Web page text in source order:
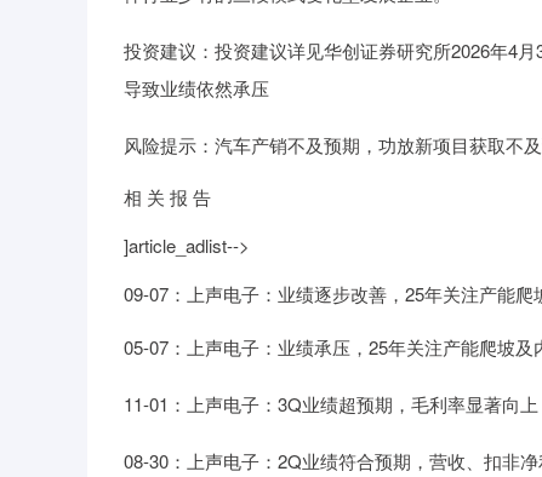
投资建议：投资建议详见华创证券研究所2026年4
导致业绩依然承压
风险提示：汽车产销不及预期，功放新项目获取不
相 关 报 告
]article_adlist-->
09-07：上声电子：业绩逐步改善，25年关注产能爬
05-07：上声电子：业绩承压，25年关注产能爬坡及
11-01：上声电子：3Q业绩超预期，毛利率显著向上
08-30：上声电子：2Q业绩符合预期，营收、扣非